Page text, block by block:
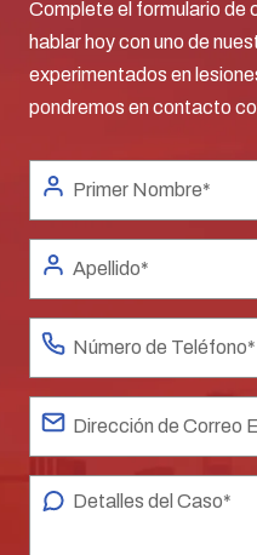
Complete el formulario de
hablar hoy con uno de
experimentados en
pondremos en contacto